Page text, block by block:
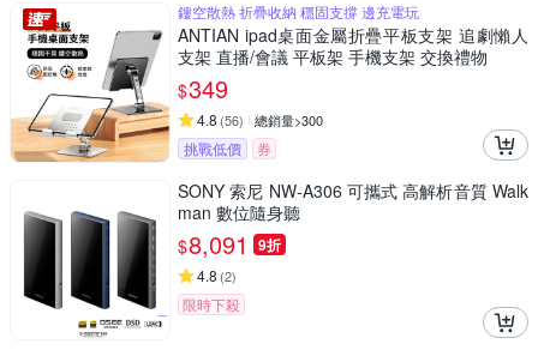
鏤空散熱 折疊收納 穩固支撐 邊充電玩
ANTIAN ipad桌面金屬折疊平板支架 追劇懶人
支架 直播/會議 平板架 手機支架 交換禮物
$349
4.8 (56) 總銷量>300
挑戰低價 券
SONY 索尼 NW-A306 可攜式 高解析音質 Walk
man 數位隨身聽
$8,091 9折
4.8 (2)
限時下殺